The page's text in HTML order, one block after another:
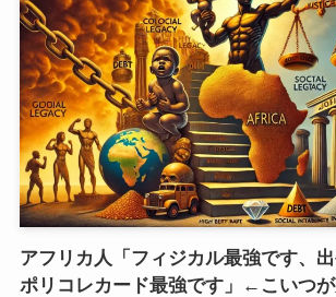
アフリカ人「フィジカル最強です、出
ポリコレカード最強です」←こいつ